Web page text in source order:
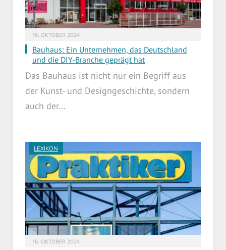
16. OKTOBER 2024
Bauhaus: Ein Unternehmen, das Deutschland
und die DIY-Branche geprägt hat
Das Bauhaus ist nicht nur ein Begriff aus
der Kunst- und Designgeschichte, sondern
auch der…
LEXIKON
16. OKTOBER 2024